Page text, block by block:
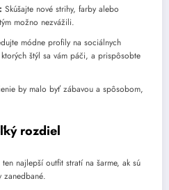
Skúšajte nové strihy, farby alebo
možno nezvážili.
módne profily na sociálnych
štýl sa vám páči, a prispôsobte
by malo byť zábavou a spôsobom,
rozdiel
najlepší outfit stratí na šarme, ak sú
zanedbané.